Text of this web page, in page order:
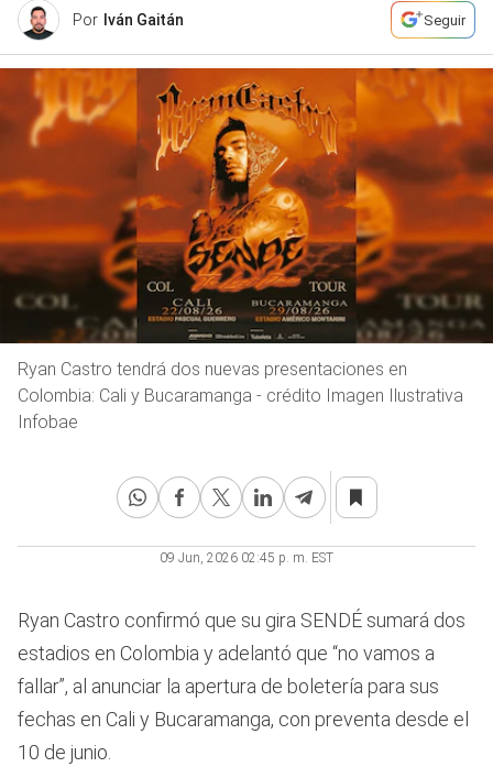
Por Iván Gaitán Seguir
Ryan Castro tendrá dos nuevas presentaciones en
Colombia: Cali y Bucaramanga - crédito Imagen Ilustrativa
Infobae
09 Jun, 2026 02:45 p. m. EST
Ryan Castro confirmó que su gira SENDÉ sumará dos
estadios en Colombia y adelantó que “no vamos a
fallar”, al anunciar la apertura de boletería para sus
fechas en Cali y Bucaramanga, con preventa desde el
10 de junio.